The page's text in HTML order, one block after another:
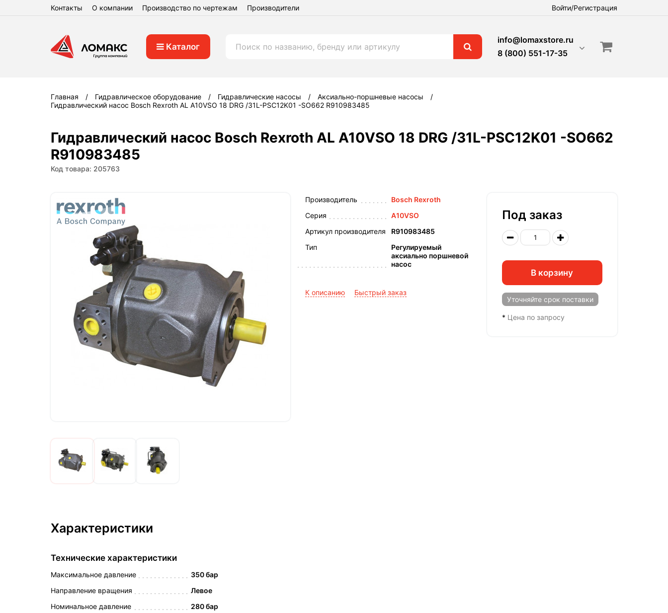
Контакты О компании Производство по чертежам Производители Войти/Регистрация
Каталог
info@lomaxstore.ru
8 (800) 551-17-35
Главная Гидравлическое оборудование Гидравлические насосы
Аксиально-поршневые насосы
Гидравлический насос Bosch Rexroth AL A10VSO 18 DRG /31L-PSC12K01 -SO662 R910983485
Гидравлический насос Bosch Rexroth AL A10VSO 18 DRG /31L-PSC12K01 -SO662
R910983485
Код товара: 205763
Производитель
Bosch Rexroth
Серия
A10VSO
Артикул производителя
R910983485
Тип
Регулируемый
аксиально поршневой
насос
К описанию Быстрый заказ
Характеристики
Технические характеристики
Максимальное давление
350 бар
Направление вращения
Левое
Номинальное давление
280 бар
Под заказ
В корзину
Уточняйте срок поставки
* Цена по запросу